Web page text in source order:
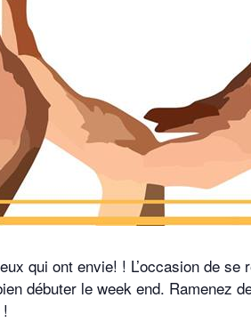
qui ont envie! ! L’occasion de se
débuter le week end. Ramenez